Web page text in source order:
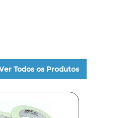
Todos os Produtos